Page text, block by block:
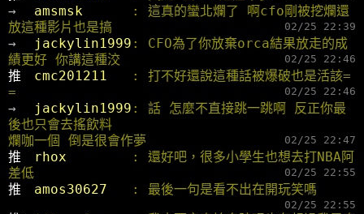
→ amsmsk
: 這真的蠻北爛了 啊cfo剛被挖爛還
放這種影片也是搞
02/25 22:39
→ jackylin1999 : CFO為了你放棄orca結果放走的成
績更好 你講這種洨
02/25 22:46
推 cmc201211
: 打不好還說這種話被爆破也是活該=
=
02/25 22:46
→ jackylin1999 : 話 怎麼不直接跳一跳啊 反正你最
後也只會去搖飲料
爛咖一個 倒是很會作夢
02/25 22:47
推 rhox
: 還好吧，很多小學生也想去打NBA阿
差低
02/25 22:55
推 amos30627 : 最後一句是看不出在開玩笑嗎
02/25 22:55